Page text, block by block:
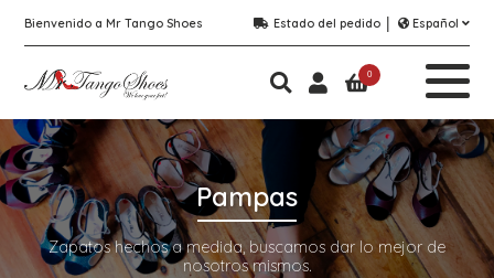
Bienvenido a Mr Tango Shoes Estado del pedido Español
0
Pampas
Zapatos hechos a medida, buscamos dar lo mejor de
nosotros mismos.